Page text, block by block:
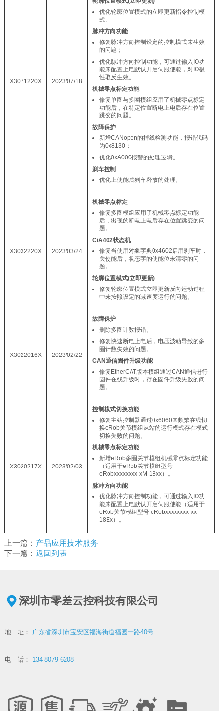
X3071220X 2023/07/18
优化轮廓位置模式的立即更新指令控制模
式。
脉冲方向功能
修复脉冲方向控制设定的控制模式未生效
的问题；
优化脉冲方向控制功能，可通过输入IO功
能来配置上电默认开启伺服使能，对IO极
性取反生效。
机械零点标定功能
修复单圈与多圈模组应用了机械零点标定
功能后，在特定位置断电上电后存在位置
跳变的问题。
故障保护
新增CANopen的掉线检测功能，报错代码
为0x8130；
优化0xA000报警的处理逻辑。
刹车控制
优化上使能后刹车释放的处理。
X3032220X 2023/03/24
机械零点标定
修复多圈模组应用了机械零点标定功能
后，出现的断电上电后存在位置跳变的问
题。
CiA402状态机
修复当使用对象字典0x4602启用刹车时，
关使能后，状态字的使能位未清零的问
题。
轮廓位置模式(立即更新)
修复轮廓位置模式立即更新反向运动过程
中未按照设定的减速度运行的问题。
X3022016X 2023/02/22
故障保护
删除多圈计数报错。
修复快速断电上电后，电压波动导致的多
圈计数失效的问题。
CAN通信固件升级功能
修复EtherCAT版本模组通过CAN通信进行
固件在线升级时，存在固件升级失败的问
题。
X3020217X 2023/02/03
控制模式切换功能
修复主站控制器通过0x6060来频繁在线切
换eRob关节模组从站的运行模式存在模式
切换失败的问题。
机械零点标定功能
新增eRob多圈关节模组机械零点标定功能
（适用于eRob关节模组型号
eRobxxxxxxxx-xM-18xx）。
脉冲方向功能
优化脉冲方向控制功能，可通过输入IO功
能来配置上电默认开启伺服使能（适用于
eRob关节模组型号 eRobxxxxxxxx-xx-
18Ex）。
上一篇： 产品应用技术服务
下一篇： 返回列表
深圳市零差云控科技有限公司
地 址： 广东省深圳市宝安区福海街道福园一路40号
电 话： 134 8079 6208